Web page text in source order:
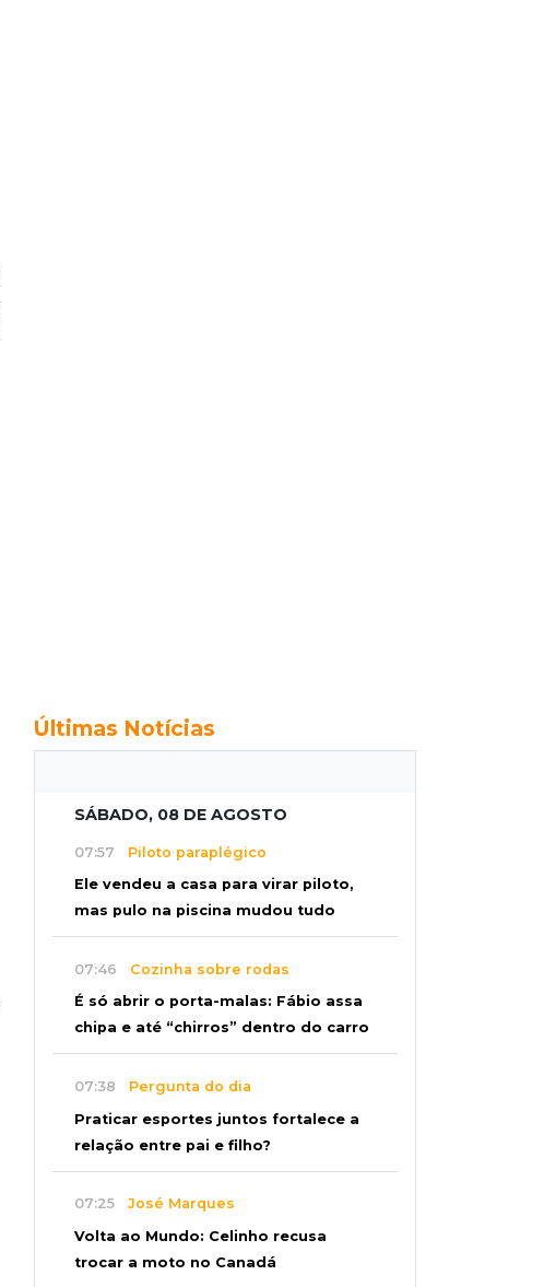
Últimas Notícias
SÁBADO, 08 DE AGOSTO
07:57 Piloto paraplégico
Ele vendeu a casa para virar piloto,
mas pulo na piscina mudou tudo
07:46 Cozinha sobre rodas
É só abrir o porta-malas: Fábio assa
chipa e até “chirros” dentro do carro
07:38 Pergunta do dia
Praticar esportes juntos fortalece a
relação entre pai e filho?
07:25 José Marques
Volta ao Mundo: Celinho recusa
trocar a moto no Canadá